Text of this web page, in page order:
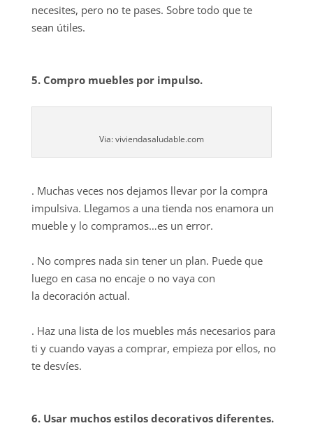
necesites, pero no te pases. Sobre todo que te
sean útiles.
5. Compro muebles por impulso.
Via: viviendasaludable.com
. Muchas veces nos dejamos llevar por la compra
impulsiva. Llegamos a una tienda nos enamora un
mueble y lo compramos…es un error.
. No compres nada sin tener un plan. Puede que
luego en casa no encaje o no vaya con
la decoración actual.
. Haz una lista de los muebles más necesarios para
ti y cuando vayas a comprar, empieza por ellos, no
te desvíes.
6. Usar muchos estilos decorativos diferentes.